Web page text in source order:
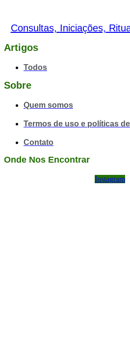
Consultas, Iniciações,
Artigos
Todos
Sobre
Quem somos
Termos de uso e políticas
Contato
Onde Nos Encontrar
Instagram